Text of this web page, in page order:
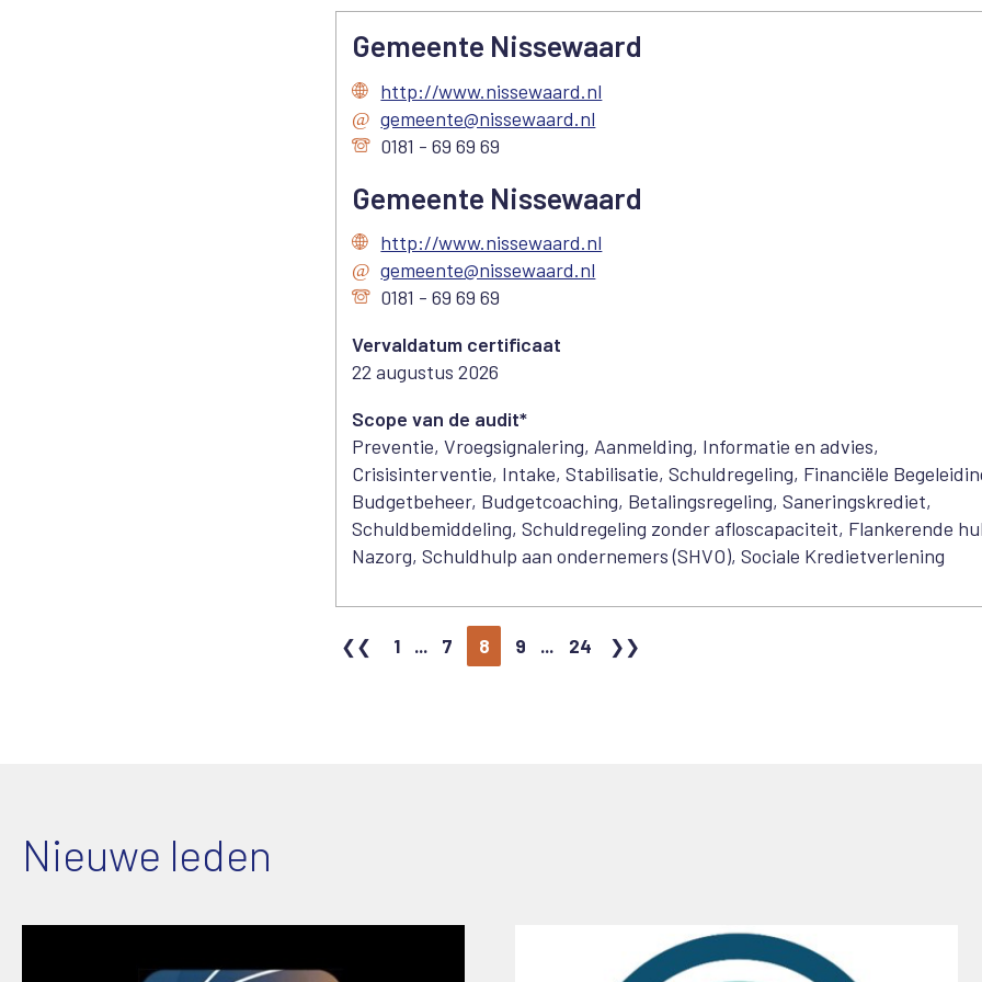
Gemeente Nissewaard
http://www.nissewaard.nl
gemeente@nissewaard.nl
0181 - 69 69 69
Gemeente Nissewaard
http://www.nissewaard.nl
gemeente@nissewaard.nl
0181 - 69 69 69
Vervaldatum certificaat
22 augustus 2026
Scope van de audit*
Preventie, Vroegsignalering, Aanmelding, Informatie en advies,
Crisisinterventie, Intake, Stabilisatie, Schuldregeling, Financiële
Budgetbeheer, Budgetcoaching, Betalingsregeling, Saneringskrediet,
Schuldbemiddeling, Schuldregeling zonder afloscapaciteit, Flankerende
Nazorg, Schuldhulp aan ondernemers (SHVO), Sociale Kredietverlening
1 ... 7 8 9 ... 24
Nieuwe leden